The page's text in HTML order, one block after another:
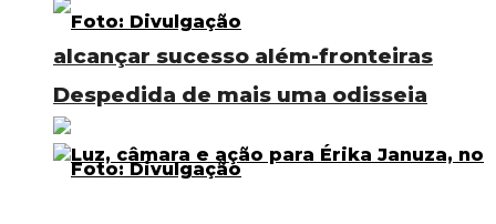
Despedida de mais uma odisseia
alcançar sucesso além-fronteiras